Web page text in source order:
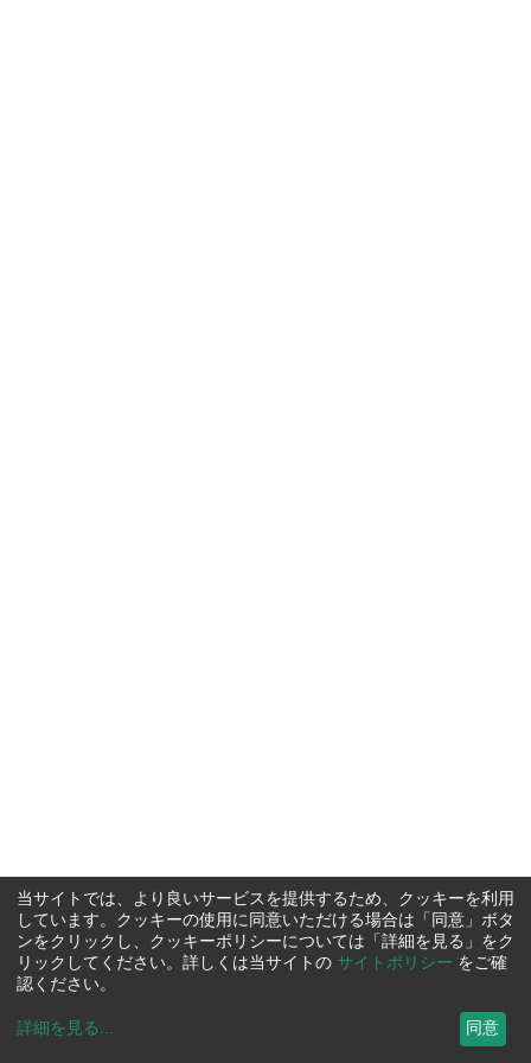
当サイトでは、より良いサービスを提供するため、クッキーを利用
しています。クッキーの使用に同意いただける場合は「同意」ボタ
ンをクリックし、クッキーポリシーについては「詳細を見る」をク
リックしてください。詳しくは当サイトの サイトポリシー をご確
認ください。
詳細を見る ... 同意